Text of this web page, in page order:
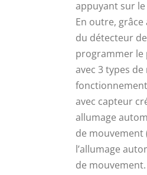
appuyant sur
En outre,
du détecteur
programmer
avec 3 types
avec capteur
allumage
de mouvement
l’allumage
de mouvement.